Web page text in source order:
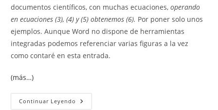
documentos científicos, con muchas ecuaciones,operando
en ecuaciones (3), (4) y (5) obtenemos (6). Por poner solo unos
ejemplos. Aunque Word no dispone de herramientas
integradas podemos referenciar varias figuras a la vez
como contaré en esta entrada.
(más…)
Continuar Leyendo Referenciar
Varias